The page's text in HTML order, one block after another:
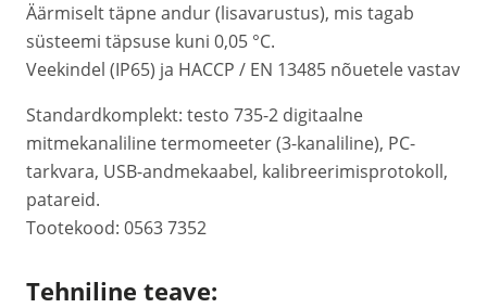
Äärmiselt täpne andur (lisavarustus), mis tagab
süsteemi täpsuse kuni 0,05 °C.
Veekindel (IP65) ja HACCP / EN 13485 nõuetele vastav
Standardkomplekt: testo 735-2 digitaalne
mitmekanaliline termomeeter (3-kanaliline), PC-
tarkvara, USB-andmekaabel, kalibreerimisprotokoll,
patareid.
Tootekood: 0563 7352
Tehniline teave: